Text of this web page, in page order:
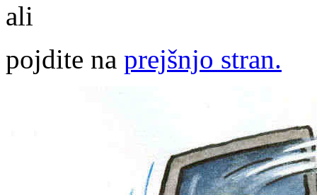
ali
pojdite na prejšnjo stran.